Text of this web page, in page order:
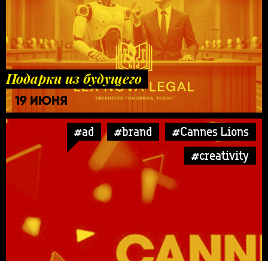
Подарки из будущего
19 ИЮНЯ
#ad #brand
#Cannes Lions
#creativity